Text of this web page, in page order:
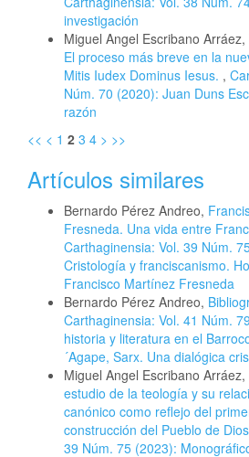
investigación
Miguel Angel Escribano Arráez,
El proceso más breve en la
Mitis Iudex Dominus Iesus. ,
Núm. 70 (2020): Juan Duns
razón
<< < 1 2 3 4 > >>
Artículos similares
Bernardo Pérez Andreo,
Fresneda. Una vida entre
Carthaginensia: Vol. 39 Núm.
Cristología y franciscanismo.
Francisco Martínez Fresneda
Bernardo Pérez Andreo,
Carthaginensia: Vol. 41 Núm.
historia y literatura en el
´Agape, Sarx. Una dialógica
Miguel Angel Escribano Arráez,
estudio de la teología y su
canónico como reflejo del
construcción del Pueblo de Dios
39 Núm. 75 (2023):